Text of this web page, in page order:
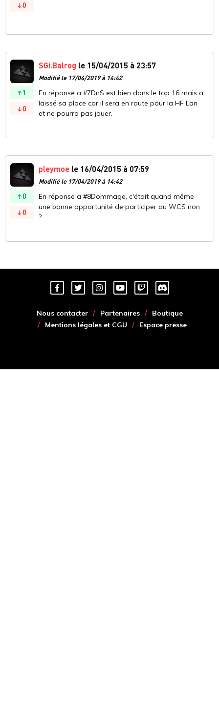
0
1
0
SGi.Balrog le 15/04/2015 à 23:57
Modifié le 17/04/2019 à 14:42
En réponse a #7DnS est bien dans le top 16 mais a
laissé sa place car il sera en route pour la HF Lan
et ne pourra pas jouer.
0
0
pleymoe le 16/04/2015 à 07:59
Modifié le 17/04/2019 à 14:42
En réponse a #8Dommage, c'était quand même
une bonne opportunité de participer au WCS non
?
Nous contacter Partenaires
Boutique
Mentions légales et CGU
Espace presse